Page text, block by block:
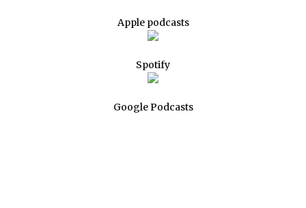
Apple podcasts
Spotify
Google Podcasts